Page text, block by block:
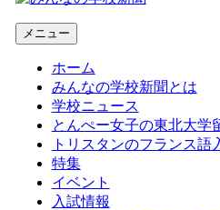
メニュー
ホーム
みんなの学校新聞とは
学校ニュース
とんぺー女子の東北大学
トリスタンのフランス語
特集
イベント
入試情報